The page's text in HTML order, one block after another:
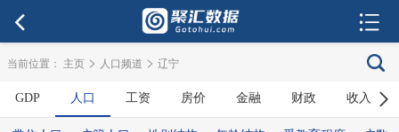
当前位置： 主页 > 人口频道 > 辽宁
GDP 人口 工资 房价 金融 财政 收入